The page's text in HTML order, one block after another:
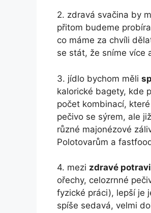
2. zdravá svačina by
přitom budeme
co máme za chvíli
se stát, že sníme více
3. jídlo bychom měli
kalorické bagety, kde
počet kombinací,
pečivo se sýrem, ale
různé majonézové
Polotovarům a
4. mezi zdravé
ořechy, celozrnné
fyzické práci), lepší je
spíše sedavá, velmi